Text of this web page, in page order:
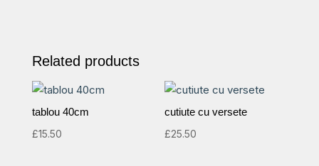
Related products
tablou 40cm
£15.50
cutiute cu versete
£25.50